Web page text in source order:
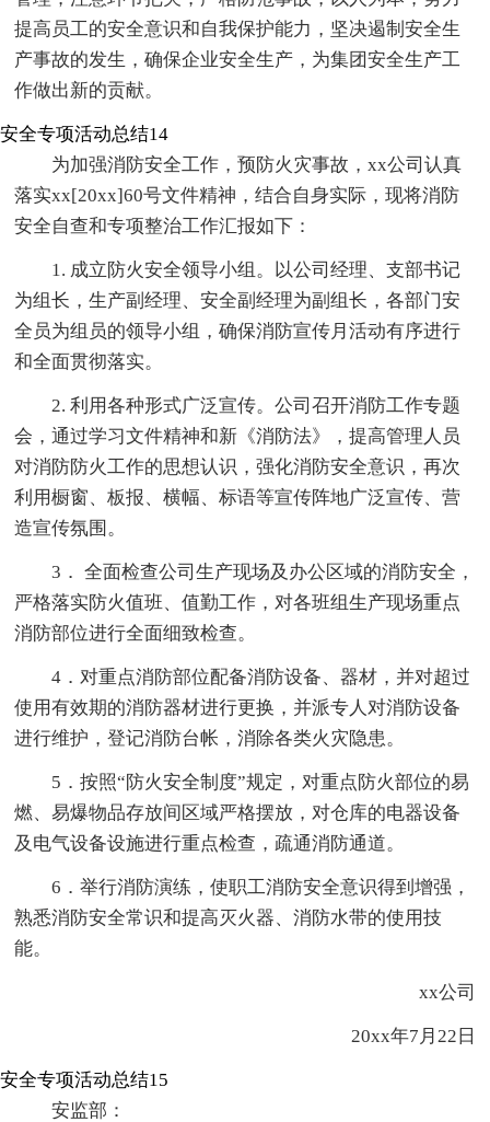
提高员工的安全意识和自我保护能力，坚决遏制安全生
产事故的发生，确保企业安全生产，为集团安全生产工
作做出新的贡献。
安全专项活动总结14
为加强消防安全工作，预防火灾事故，xx公司认真
落实xx[20xx]60号文件精神，结合自身实际，现将消防
安全自查和专项整治工作汇报如下：
1. 成立防火安全领导小组。以公司经理、支部书记
为组长，生产副经理、安全副经理为副组长，各部门安
全员为组员的领导小组，确保消防宣传月活动有序进行
和全面贯彻落实。
2. 利用各种形式广泛宣传。公司召开消防工作专题
会，通过学习文件精神和新《消防法》，提高管理人员
对消防防火工作的思想认识，强化消防安全意识，再次
利用橱窗、板报、横幅、标语等宣传阵地广泛宣传、营
造宣传氛围。
3． 全面检查公司生产现场及办公区域的消防安全，
严格落实防火值班、值勤工作，对各班组生产现场重点
消防部位进行全面细致检查。
4．对重点消防部位配备消防设备、器材，并对超过
使用有效期的消防器材进行更换，并派专人对消防设备
进行维护，登记消防台帐，消除各类火灾隐患。
5．按照“防火安全制度”规定，对重点防火部位的易
燃、易爆物品存放间区域严格摆放，对仓库的电器设备
及电气设备设施进行重点检查，疏通消防通道。
6．举行消防演练，使职工消防安全意识得到增强，
熟悉消防安全常识和提高灭火器、消防水带的使用技
能。
xx公司
20xx年7月22日
安全专项活动总结15
安监部：